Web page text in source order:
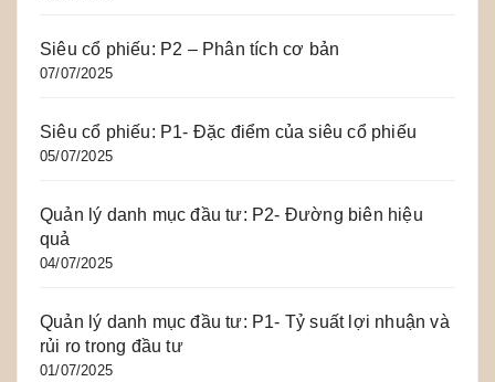
Siêu cổ phiếu: P2 – Phân tích cơ bản
07/07/2025
Siêu cổ phiếu: P1- Đặc điểm của siêu cổ phiếu
05/07/2025
Quản lý danh mục đầu tư: P2- Đường biên hiệu
quả
04/07/2025
Quản lý danh mục đầu tư: P1- Tỷ suất lợi nhuận và
rủi ro trong đầu tư
01/07/2025